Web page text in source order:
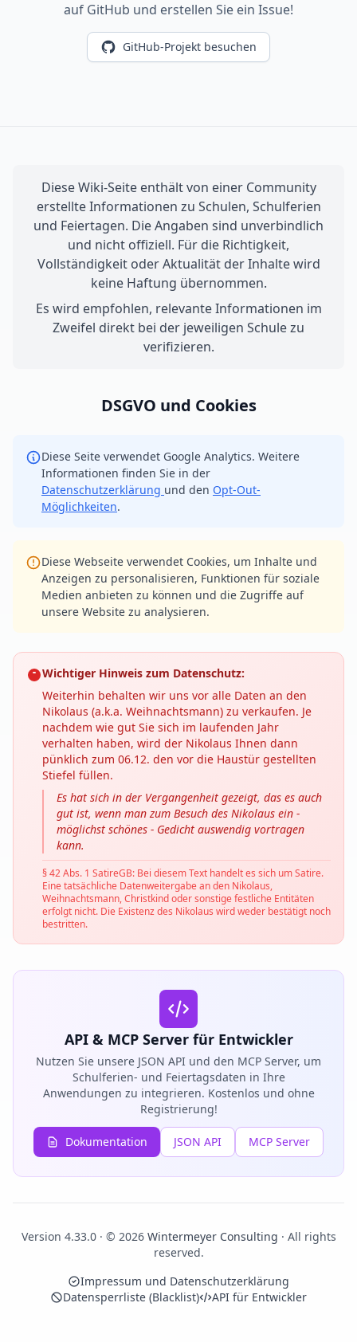
auf GitHub und erstellen Sie ein Issue!
GitHub-Projekt besuchen
Diese Wiki-Seite enthält von einer Community
erstellte Informationen zu Schulen, Schulferien
und Feiertagen. Die Angaben sind unverbindlich
und nicht offiziell. Für die Richtigkeit,
Vollständigkeit oder Aktualität der Inhalte wird
keine Haftung übernommen.
Es wird empfohlen, relevante Informationen im
Zweifel direkt bei der jeweiligen Schule zu
verifizieren.
DSGVO und Cookies
Diese Seite verwendet Google Analytics. Weitere
Informationen finden Sie in der
Datenschutzerklärung und den Opt-Out-
Möglichkeiten.
Diese Webseite verwendet Cookies, um Inhalte und
Anzeigen zu personalisieren, Funktionen für soziale
Medien anbieten zu können und die Zugriffe auf
unsere Website zu analysieren.
Wichtiger Hinweis zum Datenschutz:
Weiterhin behalten wir uns vor alle Daten an den
Nikolaus (a.k.a. Weihnachtsmann) zu verkaufen. Je
nachdem wie gut Sie sich im laufenden Jahr
verhalten haben, wird der Nikolaus Ihnen dann
pünklich zum 06.12. den vor die Haustür gestellten
Stiefel füllen.
Es hat sich in der Vergangenheit gezeigt, das es auch
gut ist, wenn man zum Besuch des Nikolaus ein -
möglichst schönes - Gedicht auswendig vortragen
kann.
§ 42 Abs. 1 SatireGB: Bei diesem Text handelt es sich um Satire.
Eine tatsächliche Datenweitergabe an den Nikolaus,
Weihnachtsmann, Christkind oder sonstige festliche Entitäten
erfolgt nicht. Die Existenz des Nikolaus wird weder bestätigt noch
bestritten.
API & MCP Server für Entwickler
Nutzen Sie unsere JSON API und den MCP Server, um
Schulferien- und Feiertagsdaten in Ihre
Anwendungen zu integrieren. Kostenlos und ohne
Registrierung!
Dokumentation JSON API MCP Server
Version 4.33.0 · © 2026 Wintermeyer Consulting · All rights
reserved.
Impressum und Datenschutzerklärung
Datensperrliste (Blacklist)
API für Entwickler